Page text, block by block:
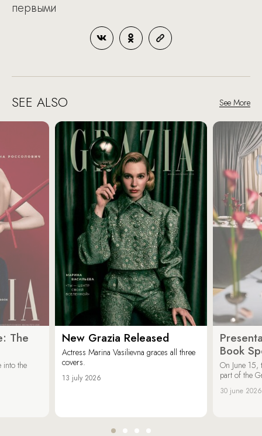
первыми
SEE ALSO See More
The
into the
New Grazia Released
Actress Marina Vasilievna graces all three
covers.
13 july 2026
Book
On June 15,
part of the
30 june 2026